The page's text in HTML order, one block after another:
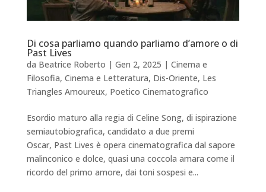
Di cosa parliamo quando parliamo d’amore o di
Past Lives
da Beatrice Roberto | Gen 2, 2025 | Cinema e
Filosofia, Cinema e Letteratura, Dis-Oriente, Les
Triangles Amoureux, Poetico Cinematografico
Esordio maturo alla regia di Celine Song, di ispirazione
semiautobiografica, candidato a due premi
Oscar, Past Lives è opera cinematografica dal sapore
malinconico e dolce, quasi una coccola amara come il
ricordo del primo amore, dai toni sospesi e...